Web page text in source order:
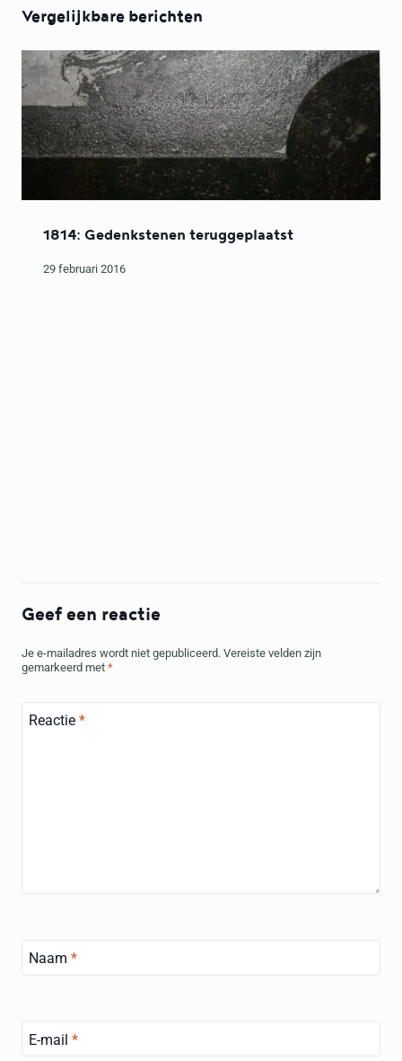
Vergelijkbare berichten
1814: Gedenkstenen teruggeplaatst
29 februari 2016
Geef een reactie
Je e-mailadres wordt niet gepubliceerd. Vereiste velden zijn
gemarkeerd met *
Reactie *
Naam *
E-mail *